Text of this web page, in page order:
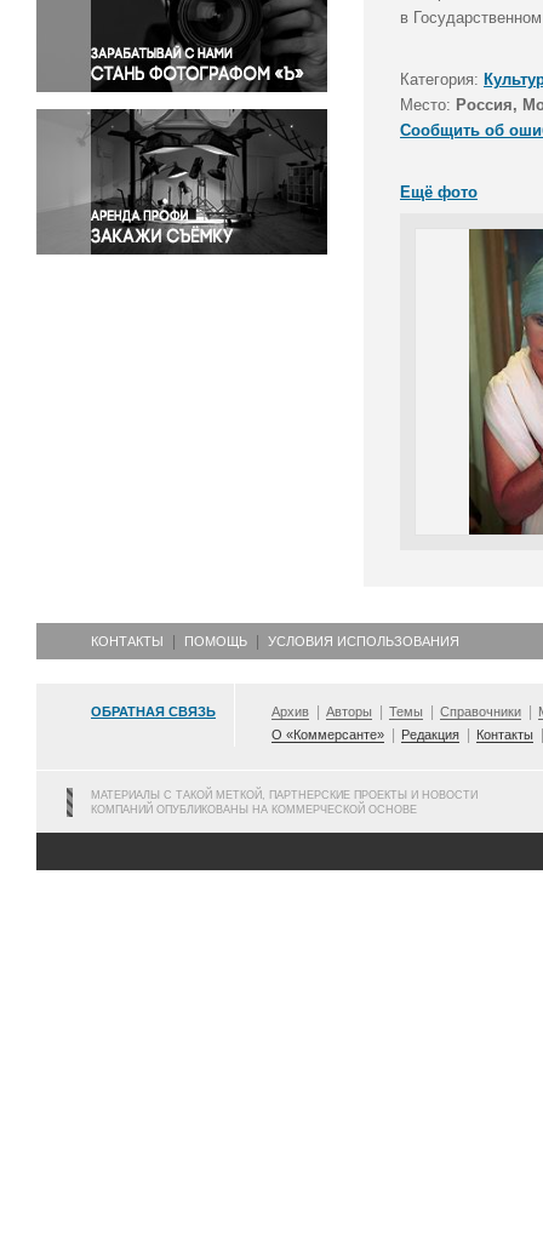
Правосудие
Происшествия и конфликты
Религия
Светская жизнь
Спорт
Экология
Экономика и бизнес
в
Категория:
Место: Россия,
Сообщить об
Ещё фото
КОНТАКТЫ ПОМОЩЬ УСЛОВИЯ ИСПОЛЬЗОВАНИЯ
ОБРАТНАЯ СВЯЗЬ Архив Авторы Темы Справочники
О «Коммерсанте»
Редакция Контакты
МАТЕРИАЛЫ С ТАКОЙ МЕТКОЙ, ПАРТНЕРСКИЕ ПРОЕКТЫ И НОВОСТИ
КОМПАНИЙ ОПУБЛИКОВАНЫ НА КОММЕРЧЕСКОЙ ОСНОВЕ